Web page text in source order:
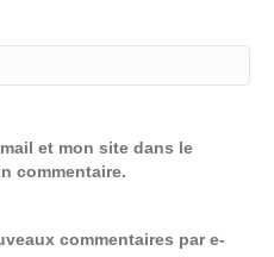
et mon site dans le
commentaire.
commentaires par e-